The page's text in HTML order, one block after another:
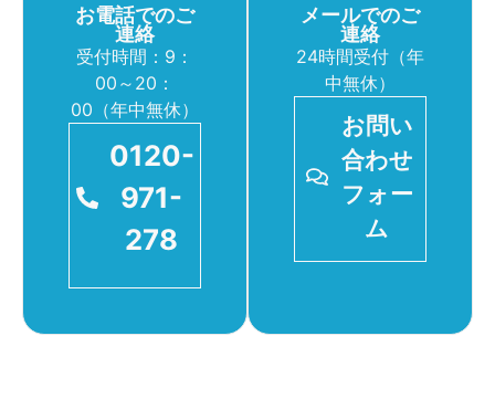
お電話でのご
連絡
受付時間：9：
00～20：
00（年中無休）
0120-
971-
278
メールでのご
連絡
24時間受付（年
中無休）
お問い
合わせ
フォー
ム